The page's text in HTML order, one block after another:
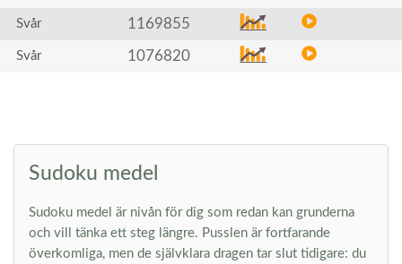
Svår 1169855
Svår 1076820
Sudoku medel
Sudoku medel är nivån för dig som redan kan grunderna
och vill tänka ett steg längre. Pusslen är fortfarande
överkomliga, men de självklara dragen tar slut tidigare: du